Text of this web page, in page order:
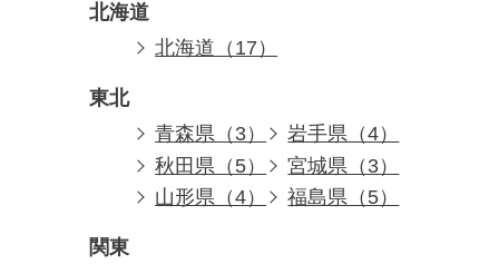
北海道
北海道（17）
東北
青森県（3）
岩手県（4）
秋田県（5）
宮城県（3）
山形県（4）
福島県（5）
関東